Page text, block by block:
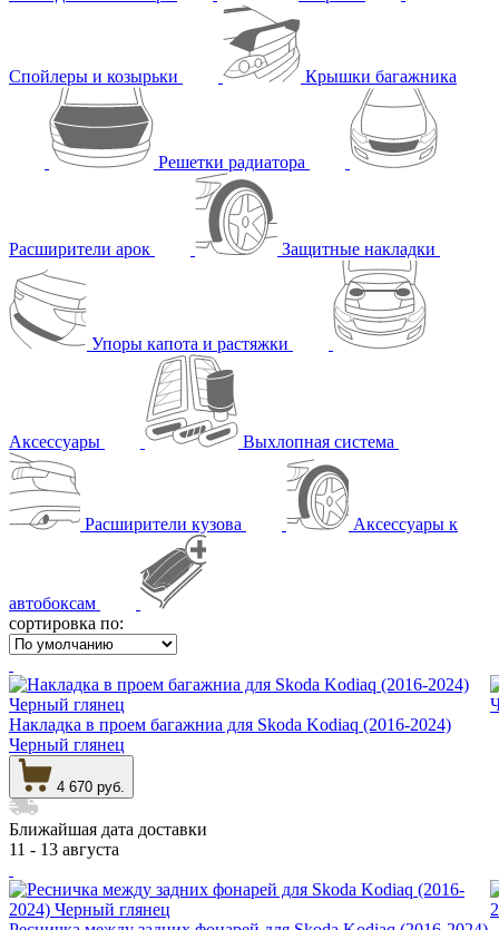
Спойлеры и козырьки Крышки багажника
Решетки радиатора
Расширители арок Защитные накладки
Упоры капота и растяжки
Аксессуары Выхлопная система
Расширители кузова Аксессуары к
автобоксам
сортировка по:
Накладка в проем багажниа для Skoda Kodiaq (2016-2024)
Черный глянец
4 670 руб.
Ближайшая дата доставки
11 - 13 августа